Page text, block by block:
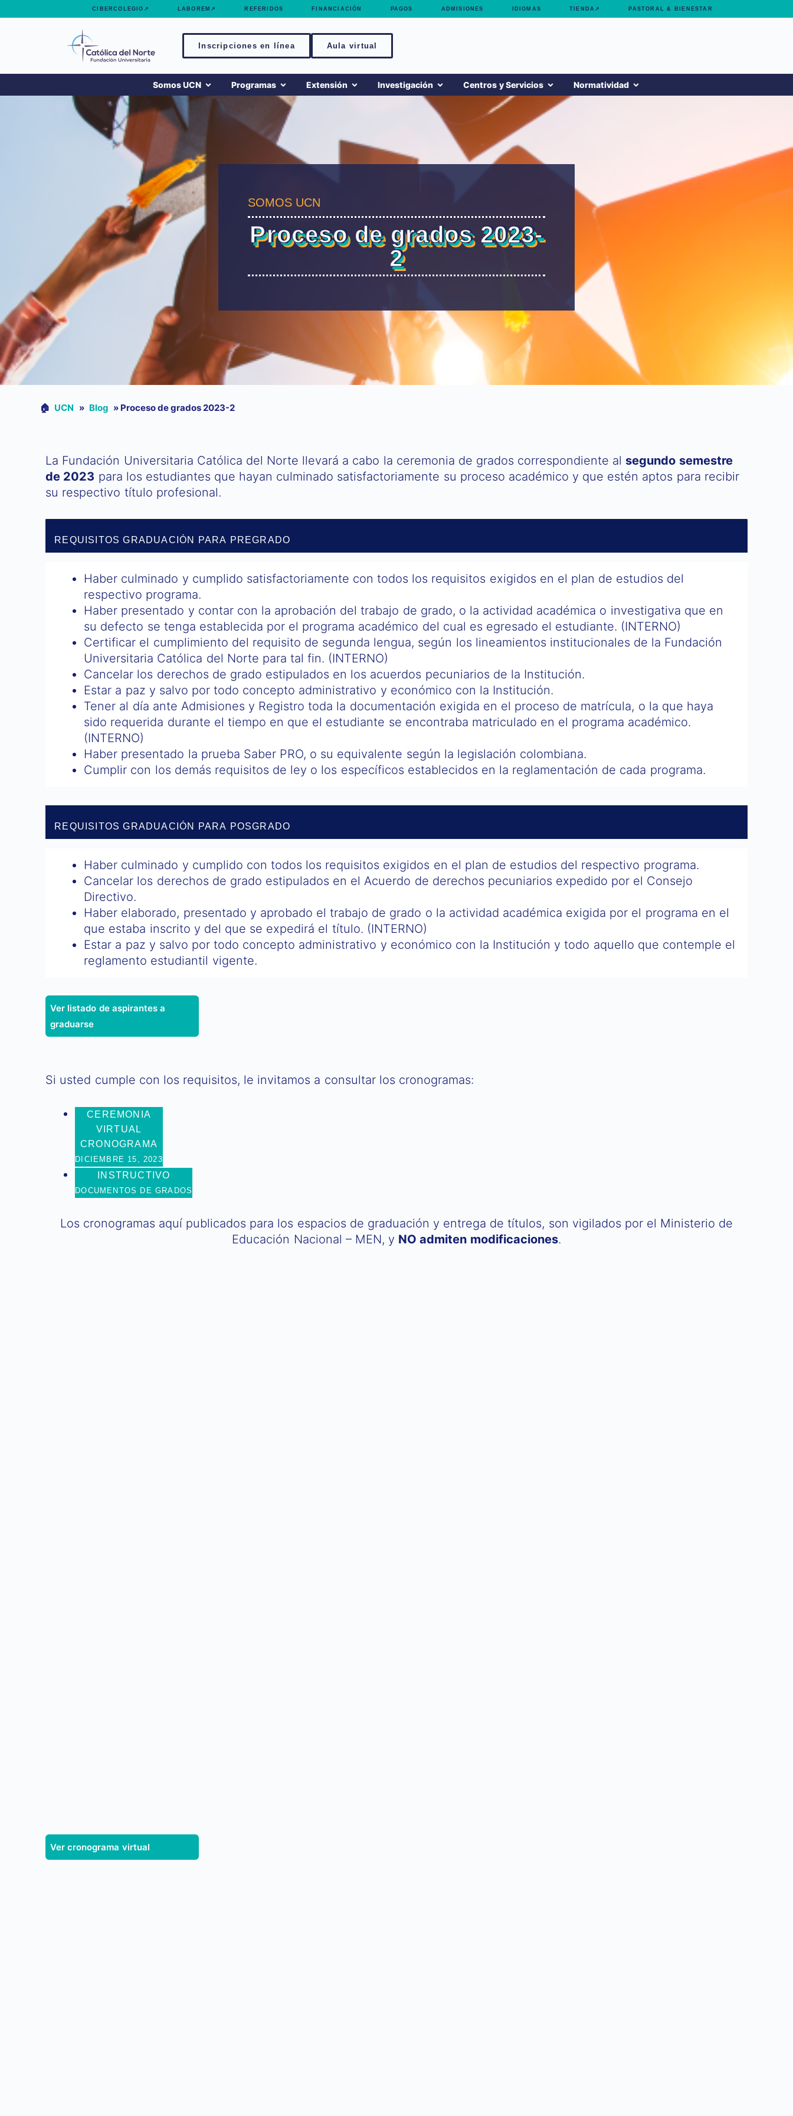
CIBERCOLEGIO↗ LABOREM↗ REFERIDOS FINANCIACIÓN PAGOS ADMISIONES IDIOMAS TIENDA↗ PASTORAL & BIENESTAR
Inscripciones en línea Aula virtual
Somos UCN Programas Extensión Investigación Centros y Servicios Normatividad
SOMOS UCN
Proceso de grados 2023-
2
🏠︎ UCN » Blog » Proceso de grados 2023-2
La Fundación Universitaria Católica del Norte llevará a cabo la ceremonia de grados correspondiente al segundo semestre
de 2023 para los estudiantes que hayan culminado satisfactoriamente su proceso académico y que estén aptos para recibir
su respectivo título profesional.
REQUISITOS GRADUACIÓN PARA PREGRADO
Haber culminado y cumplido satisfactoriamente con todos los requisitos exigidos en el plan de estudios del
respectivo programa.
Haber presentado y contar con la aprobación del trabajo de grado, o la actividad académica o investigativa que en
su defecto se tenga establecida por el programa académico del cual es egresado el estudiante. (INTERNO)
Certificar el cumplimiento del requisito de segunda lengua, según los lineamientos institucionales de la Fundación
Universitaria Católica del Norte para tal fin. (INTERNO)
Cancelar los derechos de grado estipulados en los acuerdos pecuniarios de la Institución.
Estar a paz y salvo por todo concepto administrativo y económico con la Institución.
Tener al día ante Admisiones y Registro toda la documentación exigida en el proceso de matrícula, o la que haya
sido requerida durante el tiempo en que el estudiante se encontraba matriculado en el programa académico.
(INTERNO)
Haber presentado la prueba Saber PRO, o su equivalente según la legislación colombiana.
Cumplir con los demás requisitos de ley o los específicos establecidos en la reglamentación de cada programa.
REQUISITOS GRADUACIÓN PARA POSGRADO
Haber culminado y cumplido con todos los requisitos exigidos en el plan de estudios del respectivo programa.
Cancelar los derechos de grado estipulados en el Acuerdo de derechos pecuniarios expedido por el Consejo
Directivo.
Haber elaborado, presentado y aprobado el trabajo de grado o la actividad académica exigida por el programa en el
que estaba inscrito y del que se expedirá el título. (INTERNO)
Estar a paz y salvo por todo concepto administrativo y económico con la Institución y todo aquello que contemple el
reglamento estudiantil vigente.
Ver listado de aspirantes a
graduarse
Si usted cumple con los requisitos, le invitamos a consultar los cronogramas:
CEREMONIA
VIRTUAL
CRONOGRAMA
DICIEMBRE 15, 2023
INSTRUCTIVO
DOCUMENTOS DE GRADOS
Los cronogramas aquí publicados para los espacios de graduación y entrega de títulos, son vigilados por el Ministerio de
Educación Nacional – MEN, y NO admiten modificaciones.
Ver cronograma virtual